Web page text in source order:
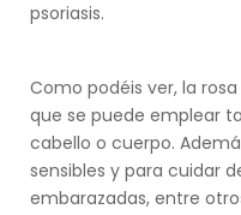
psoriasis.
Como podéis ver, la
que se puede emplear
cabello o cuerpo.
sensibles y para cuidar
embarazadas, entre